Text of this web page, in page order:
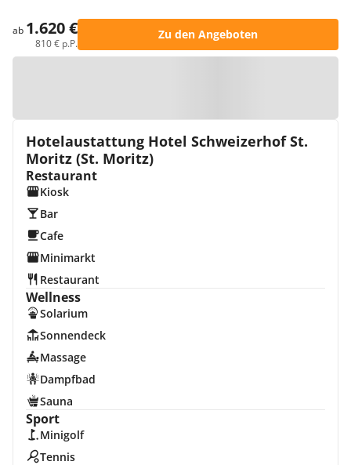
ab 1.620 €
810 € p.P.
Zu den Angeboten
Hotelaustattung Hotel Schweizerhof St.
Moritz (St. Moritz)
Restaurant
Kiosk
Bar
Cafe
Minimarkt
Restaurant
Wellness
Solarium
Sonnendeck
Massage
Dampfbad
Sauna
Sport
Minigolf
Tennis